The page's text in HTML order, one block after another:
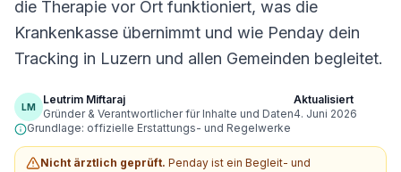
die Therapie vor Ort funktioniert, was die
Krankenkasse übernimmt und wie Penday dein
Tracking in Luzern und allen Gemeinden begleitet.
LM
Leutrim Miftaraj
Gründer & Verantwortlicher für Inhalte und Daten
Aktualisiert
4. Juni 2026
Grundlage: offizielle Erstattungs- und Regelwerke
Nicht ärztlich geprüft. Penday ist ein Begleit- und